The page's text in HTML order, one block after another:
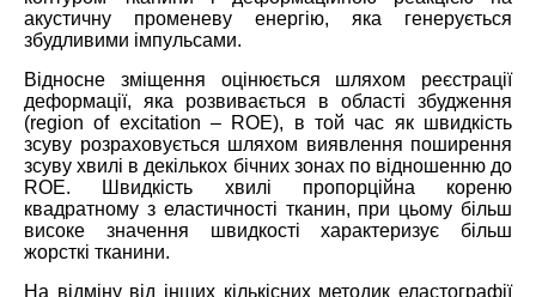
акустичну променеву енергію, яка генерується
збудливими імпульсами.
Відносне зміщення оцінюється шляхом реєстрації
деформації, яка розвивається в області збудження
(region of excitation – ROE), в той час як швидкість
зсуву розраховується шляхом виявлення поширення
зсуву хвилі в декількох бічних зонах по відношенню до
ROE. Швидкість хвилі пропорційна кореню
квадратному з еластичності тканин, при цьому більш
високе значення швидкості характеризує більш
жорсткі тканини.
На відміну від інших кількісних методик еластографії